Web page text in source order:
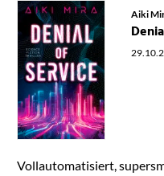
Aiki
Vollautomatisiert,